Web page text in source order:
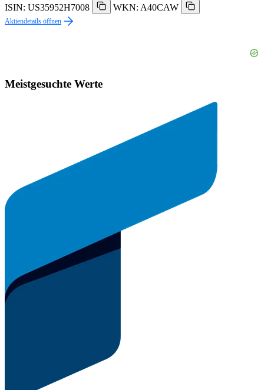
ISIN: US35952H7008
WKN: A40CAW
Aktiendetails öffnen
Meistgesuchte Werte